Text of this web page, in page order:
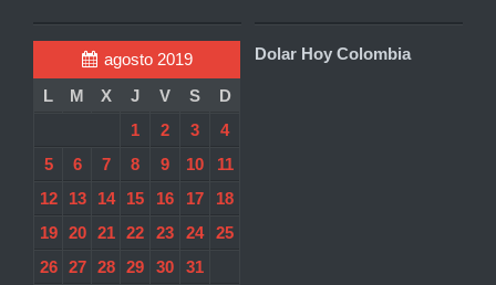
agosto 2019
L
M X J V S
D
1
2 3
4
5
6 7 8 9 10
11
12
13 14 15 16 17
18
19
20 21 22 23 24
25
26
27 28 29 30
31
Dolar Hoy Colombia